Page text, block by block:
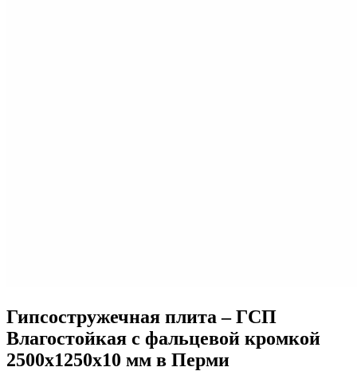
Гипсостружечная плита – ГСП
Влагостойкая с фальцевой кромкой
2500х1250х10 мм в Перми